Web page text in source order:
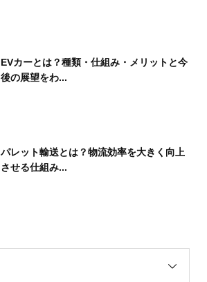
EVカーとは？種類・仕組み・メリットと今
後の展望をわ...
パレット輸送とは？物流効率を大きく向上
させる仕組み...